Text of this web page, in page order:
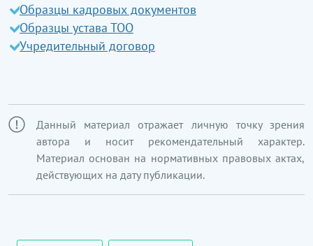
Образцы кадровых документов
Образцы устава ТОО
Учредительный договор
Данный материал отражает личную точку зрения
автора и носит рекомендательный характер.
Материал основан на нормативных правовых актах,
действующих на дату публикации.